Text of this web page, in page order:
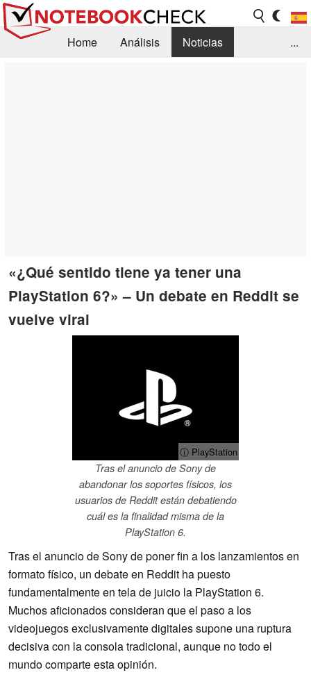
Home Análisis
Noticias
...
«¿Qué sentido tiene ya tener una
PlayStation 6?» – Un debate en Reddit se
vuelve viral
ⓘ PlayStation
Tras el anuncio de Sony de
abandonar los soportes físicos, los
usuarios de Reddit están debatiendo
cuál es la finalidad misma de la
PlayStation 6.
Tras el anuncio de Sony de poner fin a los lanzamientos en
formato físico, un debate en Reddit ha puesto
fundamentalmente en tela de juicio la PlayStation 6.
Muchos aficionados consideran que el paso a los
videojuegos exclusivamente digitales supone una ruptura
decisiva con la consola tradicional, aunque no todo el
mundo comparte esta opinión.